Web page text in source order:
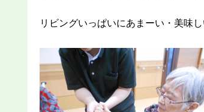
リビングいっぱいにあまーい・美味